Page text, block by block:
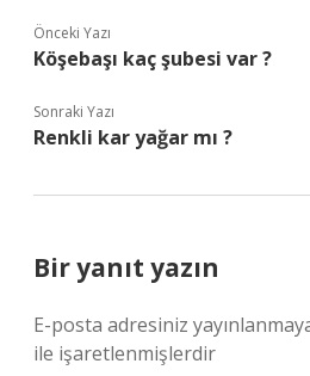
Önceki Yazı
Köşebaşı kaç şubesi var ?
Sonraki Yazı
Renkli kar yağar mı ?
Bir yanıt yazın
E-posta adresiniz
ile işaretlenmişlerdir